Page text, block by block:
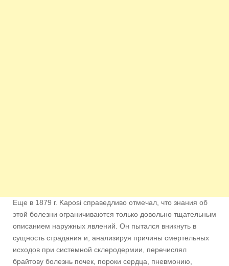
Еще в 1879 г. Kaposi справедливо отмечал, что знания об
этой болезни ограничиваются только довольно тщательным
описанием наружных явлений. Он пытался вникнуть в
сущность страдания и, анализируя причины смертельных
исходов при системной склеродермии, перечислял
брайтову болезнь почек, пороки сердца, пневмонию,